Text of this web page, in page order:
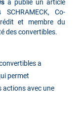
a publié un article
Co-
et membre du
des convertibles.
a
permet
actions avec une